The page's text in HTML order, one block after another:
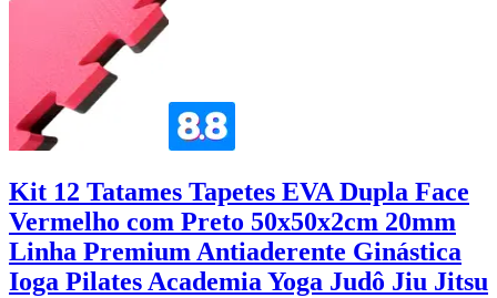
Kit 12 Tatames Tapetes EVA Dupla Face
Vermelho com Preto 50x50x2cm 20mm
Linha Premium Antiaderente Ginástica
Ioga Pilates Academia Yoga Judô Jiu Jitsu